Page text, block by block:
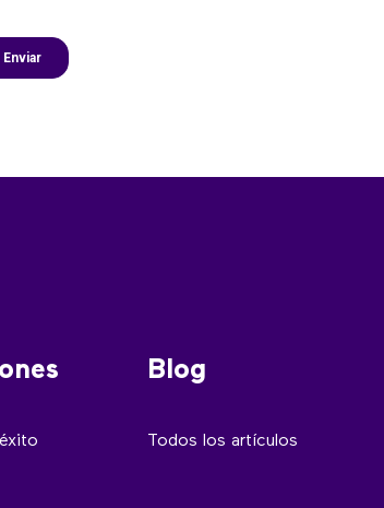
Blog
Todos los artículos